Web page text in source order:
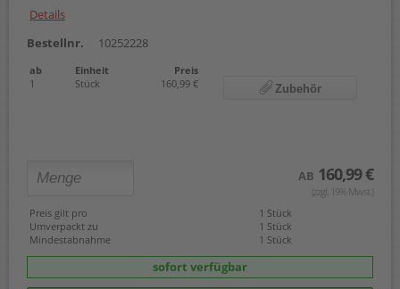
Details
Bestellnr.
10252228
ab Einheit
Preis
1
Stück 160,99 € Zubehör
AB 160,99 €
(zzgl. 19% Mwst.)
Preis gilt pro
1 Stück
Umverpackt zu
1 Stück
Mindestabnahme
1 Stück
sofort verfügbar